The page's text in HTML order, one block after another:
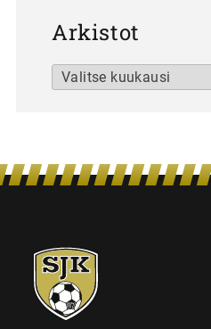
Arkistot
Arkistot
SJK-
juniorit